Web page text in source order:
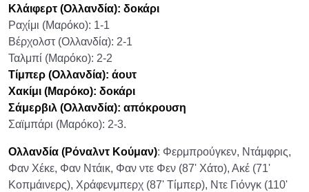
Κλάιφερτ (Ολλανδία): δοκάρι
Ραχίμι (Μαρόκο): 1-1
Βέρχολστ (Ολλανδία): 2-1
Ταλμπί (Μαρόκο): 2-2
Τίμπερ (Ολλανδία): άουτ
Χακίμι (Μαρόκο): δοκάρι
Σάμερβιλ (Ολλανδία): απόκρουση
Σαϊμπάρι (Μαρόκο): 2-3.
Ολλανδία (Ρόναλντ Κούμαν): Φερμπρούγκεν, Ντάμφρις,
Φαν Χέκε, Φαν Ντάικ, Φαν ντε Φεν (87' Χάτο), Ακέ (71'
Κοπμάινερς), Χράφενμπερχ (87' Τίμπερ), Ντε Γιόνγκ (110'